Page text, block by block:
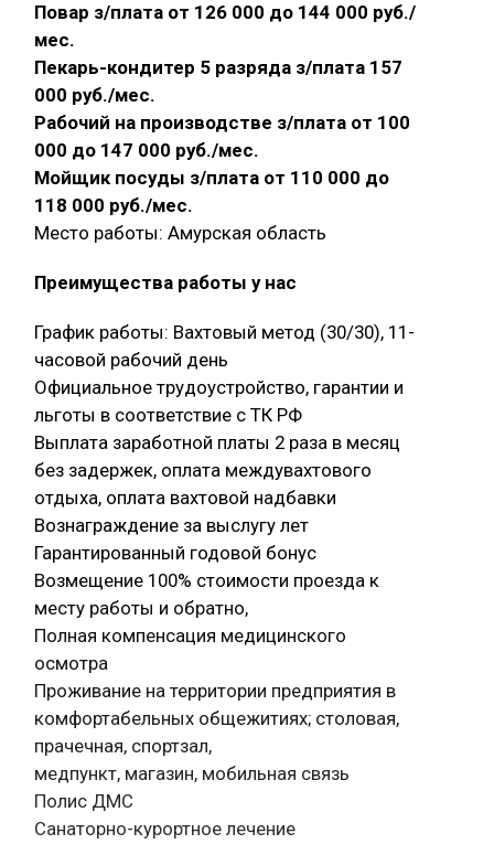
Повар з/плата от 126 000 до 144 000 руб./
мес.
Пекарь-кондитер 5 разряда з/плата 157
000 руб./мес.
Рабочий на производстве з/плата от 100
000 до 147 000 руб./мес.
Мойщик посуды з/плата от 110 000 до
118 000 руб./мес.
Место работы: Амурская область
Преимущества работы у нас
График работы: Вахтовый метод (30/30), 11-
часовой рабочий день
Официальное трудоустройство, гарантии и
льготы в соответствие с ТК РФ
Выплата заработной платы 2 раза в месяц
без задержек, оплата междувахтового
отдыха, оплата вахтовой надбавки
Вознаграждение за выслугу лет
Гарантированный годовой бонус
Возмещение 100% стоимости проезда к
месту работы и обратно,
Полная компенсация медицинского
осмотра
Проживание на территории предприятия в
комфортабельных общежитиях; столовая,
прачечная, спортзал,
медпункт, магазин, мобильная связь
Полис ДМС
Санаторно-курортное лечение